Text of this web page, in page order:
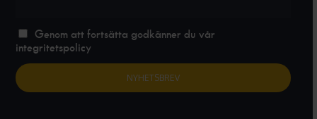
Genom att fortsätta godkänner du vår
integritetspolicy